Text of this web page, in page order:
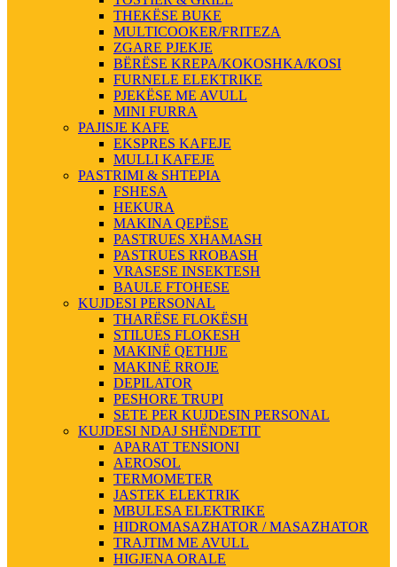
THEKËSE BUKE
MULTICOOKER/FRITEZA
ZGARE PJEKJE
BËRËSE KREPA/KOKOSHKA/KOSI
FURNELE ELEKTRIKE
PJEKËSE ME AVULL
MINI FURRA
PAJISJE KAFE
EKSPRES KAFEJE
MULLI KAFEJE
PASTRIMI & SHTEPIA
FSHESA
HEKURA
MAKINA QEPËSE
PASTRUES XHAMASH
PASTRUES RROBASH
VRASESE INSEKTESH
BAULE FTOHESE
KUJDESI PERSONAL
THARËSE FLOKËSH
STILUES FLOKESH
MAKINË QETHJE
MAKINË RROJE
DEPILATOR
PESHORE TRUPI
SETE PER KUJDESIN PERSONAL
KUJDESI NDAJ SHËNDETIT
APARAT TENSIONI
AEROSOL
TERMOMETER
JASTEK ELEKTRIK
MBULESA ELEKTRIKE
HIDROMASAZHATOR / MASAZHATOR
TRAJTIM ME AVULL
HIGJENA ORALE